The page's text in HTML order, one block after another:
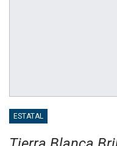
ESTATAL